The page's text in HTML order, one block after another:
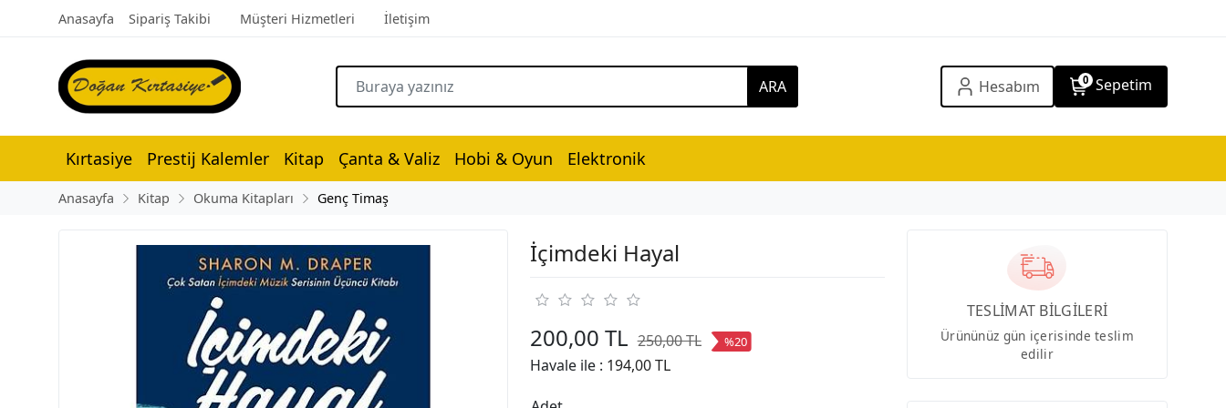
Anasayfa Sipariş Takibi Müşteri Hizmetleri İletişim
ARA Hesabım 0 Sepetim
Kırtasiye Prestij Kalemler Kitap Çanta & Valiz Hobi & Oyun Elektronik
Anasayfa Kitap Okuma Kitapları Genç Timaş
İçimdeki Hayal
200,00 TL 250,00 TL %20
Havale ile : 194,00 TL
TESLİMAT BİLGİLERİ
Ürününüz gün içerisinde teslim
edilir